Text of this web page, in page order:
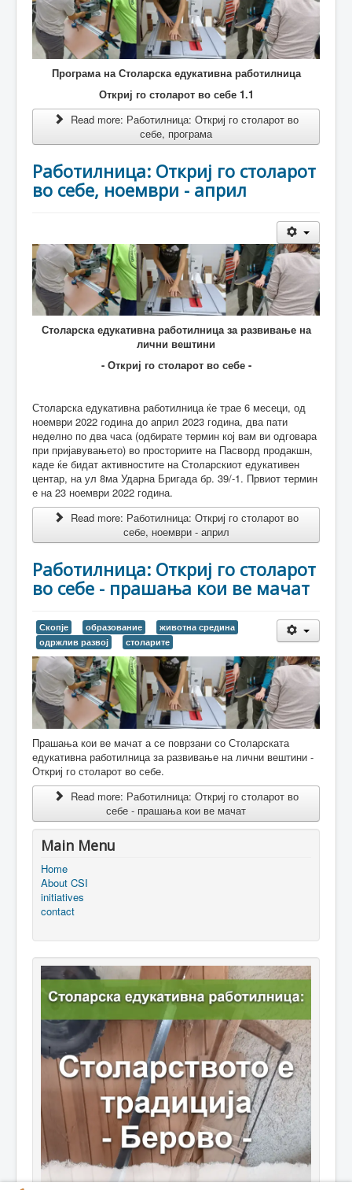
Програма на Столарска едукативна работилница
Откриј го столарот во себе 1.1
Read more: Работилница: Откриј го столарот во
себе, програма
Работилница: Откриј го столарот
во себе, ноември - април
Столарска едукативна работилница за развивање на
лични вештини
- Откриј го столарот во себе -
Столарска едукативна работилница ќе трае 6 месеци, од
ноември 2022 година до април 2023 година, два пати
неделно по два часа (одбирате термин кој вам ви одговара
при пријавувањето) во просториите на Пасворд продакшн,
каде ќе бидат активностите на Столарскиот едукативен
центар, на ул 8ма Ударна Бригада бр. 39/-1. Првиот термин
е на 23 ноември 2022 година.
Read more: Работилница: Откриј го столарот во
себе, ноември - април
Работилница: Откриј го столарот
во себе - прашања кои ве мачат
Скопје образование
животна средина
одржлив развој
столарите
Прашања кои ве мачат а се поврзани со Столарската
едукативна работилница за развивање на лични вештини -
Откриј го столарот во себе.
Read more: Работилница: Откриј го столарот во
себе - прашања кои ве мачат
Main Menu
Home
About CSI
initiatives
contact